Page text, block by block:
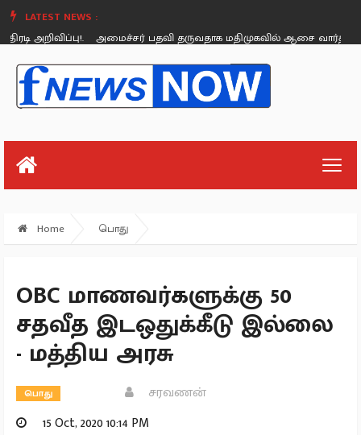
LATEST NEWS :
அறிவிப்பு!.
அமைச்சர் பதவி தருவதாக மதிமுகவில் ஆசை வார்த்தை
Friday, August 26
Home பொது
OBC மாணவர்களுக்கு 50
சதவீத இடஒதுக்கீடு இல்லை
- மத்திய அரசு
பொது
சரவணன்
15 Oct, 2020 10:14 PM